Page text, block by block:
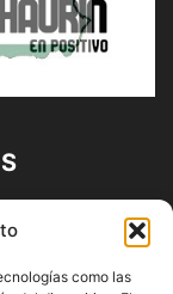
como las
Propiedad de
| Noticias de